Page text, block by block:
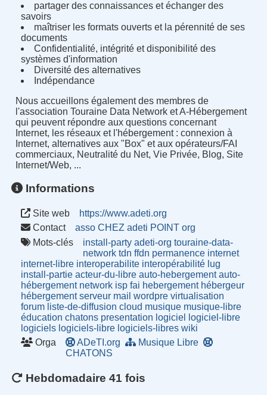
partager des connaissances et échanger des
savoirs
maîtriser les formats ouverts et la pérennité de ses
documents
Confidentialité, intégrité et disponibilité des
systèmes d'information
Diversité des alternatives
Indépendance
Nous accueillons également des membres de
l'association Touraine Data Network et A-Hébergement
qui peuvent répondre aux questions concernant
Internet, les réseaux et l'hébergement : connexion à
Internet, alternatives aux "Box" et aux opérateurs/FAI
commerciaux, Neutralité du Net, Vie Privée, Blog, Site
Internet/Web, ...
Informations
Site web
https://www.adeti.org
Contact
asso CHEZ adeti POINT org
Mots-clés
install-party adeti-org touraine-data-
network tdn ffdn permanence internet
internet-libre interoperabilite interopérabilité lug
install-partie acteur-du-libre auto-hebergement auto-
hébergement network isp fai hebergement hébergeur
hébergement serveur mail wordpre virtualisation
forum liste-de-diffusion cloud musique musique-libre
éducation chatons presentation logiciel
logiciel-libre
logiciels logiciels-libre logiciels-libres wiki
Orga
ADeTI.org
Musique Libre
CHATONS
Hebdomadaire 41 fois